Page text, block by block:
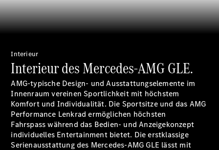
Digitale
Broschüre
Fahrzeugzubehör
Servicetermin
buchen
Interieur
Interieur des Mercedes-AMG GLE.
AMG-typische Design- und Ausstattungselemente im
Innenraum vereinen Sportlichkeit mit höchstem
Komfort und Individualität. Die Sportsitze und das AMG
Performance Lenkrad ermöglichen höchsten
Fahrspass während das Bedien- und Anzeigekonzept
individuelles Entertainment bietet. Die erstklassige
Serienausstattung des Mercedes-AMG GLE lässt mit